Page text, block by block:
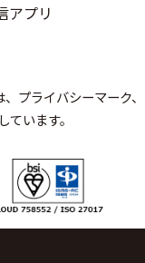
アプリ
プライバシーマーク、
います。